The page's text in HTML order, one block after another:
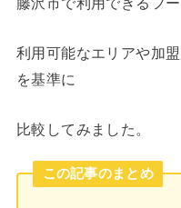
利用可能なエリアや加
を基準に
比較してみました。
この記事のまとめ